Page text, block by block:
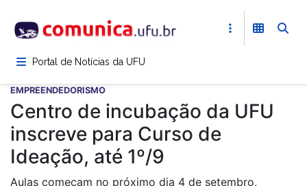
para
conteúdoPortal de Notícias da UFU
EMPREENDEDORISMO
Centro de incubação da UFU
inscreve para Curso de
Ideação, até 1º/9
Aulas começam no próximo dia 4 de setembro,